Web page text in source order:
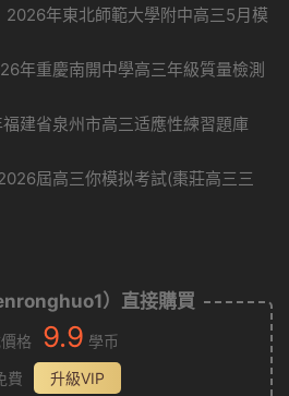
2026年東北師範大學附中高三5月模
年重慶南開中學高三年級質量檢測
建省泉州市高三适應性練習題庫
屆高三你模拟考試(棗莊高三三
）直接購買
格 9.9 學币
費
升級VIP